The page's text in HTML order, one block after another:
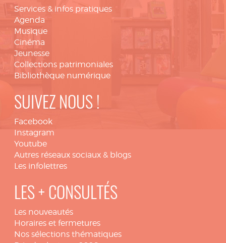
Services & infos pratiques
Agenda
Musique
Cinéma
Jeunesse
Collections patrimoniales
Bibliothèque numérique
SUIVEZ NOUS !
Facebook
Instagram
Youtube
Autres réseaux sociaux & blogs
Les infolettres
LES + CONSULTÉS
Les nouveautés
Horaires et fermetures
Nos sélections thématiques